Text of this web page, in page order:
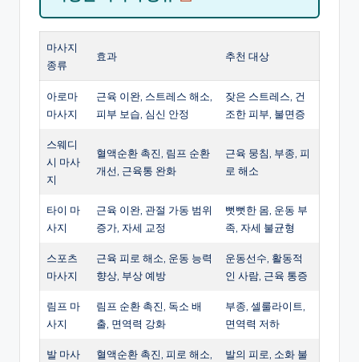
마사지
종류
효과 추천 대상
아로마
마사지
근육 이완, 스트레스 해소,
피부 보습, 심신 안정
잦은 스트레스, 건
조한 피부, 불면증
스웨디
시 마사
지
혈액순환 촉진, 림프 순환
개선, 근육통 완화
근육 뭉침, 부종, 피
로 해소
타이 마
사지
근육 이완, 관절 가동 범위
증가, 자세 교정
뻣뻣한 몸, 운동 부
족, 자세 불균형
스포츠
마사지
근육 피로 해소, 운동 능력
향상, 부상 예방
운동선수, 활동적
인 사람, 근육 통증
림프 마
사지
림프 순환 촉진, 독소 배
출, 면역력 강화
부종, 셀룰라이트,
면역력 저하
발 마사
혈액순환 촉진, 피로 해소,
발의 피로, 소화 불